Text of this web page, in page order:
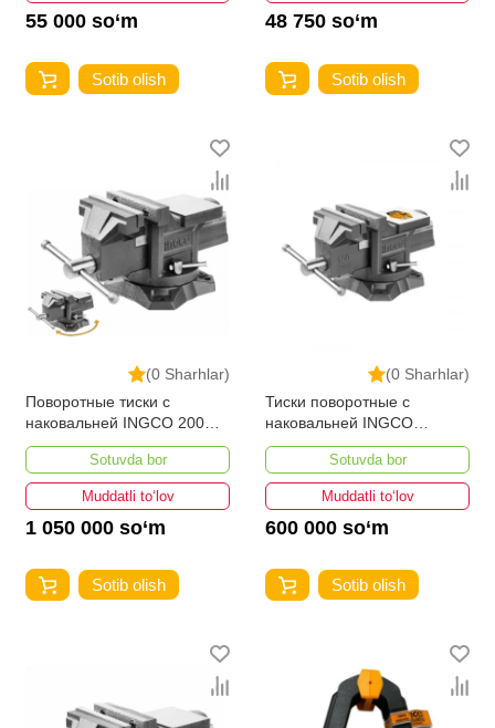
55 000 so‘m
Sotib olish
48 750 so‘m
Sotib olish
(0 Sharhlar)
Поворотные тиски с
наковальней INGCO 200мм
HBV088
Sotuvda bor
Muddatli to‘lov
1 050 000 so‘m
Sotib olish
(0 Sharhlar)
Тиски поворотные с
наковальней INGCO
HBV086
Sotuvda bor
Muddatli to‘lov
600 000 so‘m
Sotib olish